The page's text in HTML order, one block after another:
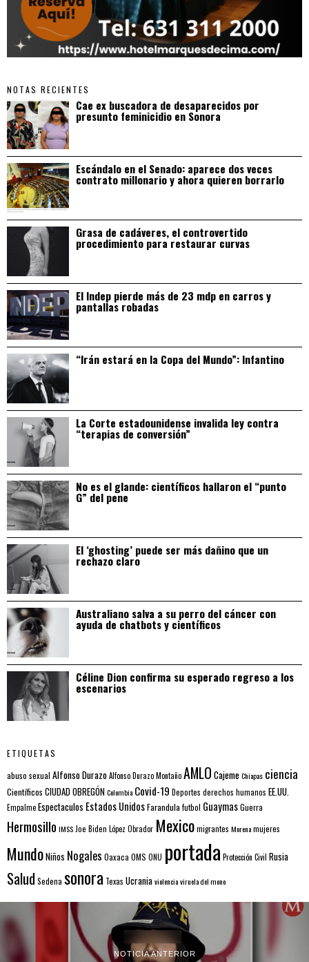
NOTAS RECIENTES
Cae ex buscadora de desaparecidos por
presunto feminicidio en Sonora
Escándalo en el Senado: aparece dos veces
contrato millonario y ahora quieren borrarlo
Grasa de cadáveres, el controvertido
procedimiento para restaurar curvas
El Indep pierde más de 23 mdp en carros y
pantallas robadas
“Irán estará en la Copa del Mundo”: Infantino
La Corte estadounidense invalida ley contra
“terapias de conversión”
No es el glande: científicos hallaron el “punto
G” del pene
El ‘ghosting’ puede ser más dañino que un
rechazo claro
Australiano salva a su perro del cáncer con
ayuda de chatbots y científicos
Céline Dion confirma su esperado regreso a los
escenarios
ETIQUETAS
abuso sexual Alfonso DurazoAlfonso Durazo MontañoAMLO CajemeChiapas ciencia
Científicos CIUDAD OBREGÓNColombia Covid-19 Deportes derechos humanos EE.UU.
EmpalmeEspectaculos Estados UnidosFarandulafutbol GuaymasGuerra
Hermosillo IMSS Joe Biden López Obrador Mexicomigrantes Morenamujeres
MundoNiños Nogales Oaxaca OMS ONU portada Protección Civil Rusia
Salud Sedena sonora Texas Ucraniaviolenciaviruela del mono
NOTICIA ANTERIOR